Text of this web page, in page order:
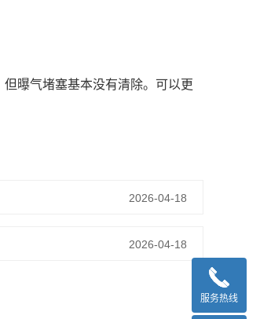
曝气堵塞基本没有清除。可以更
2026-04-18
2026-04-18
服务热线